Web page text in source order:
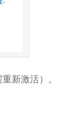
新激活）。